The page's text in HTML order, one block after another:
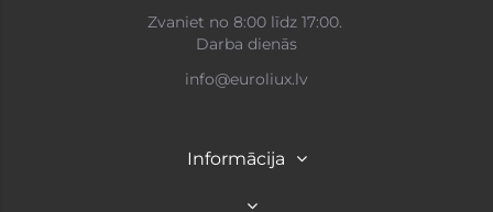
Zvaniet no 8:00 līdz 17:00.
Darba dienās
info@euroliux.lv
Informācija